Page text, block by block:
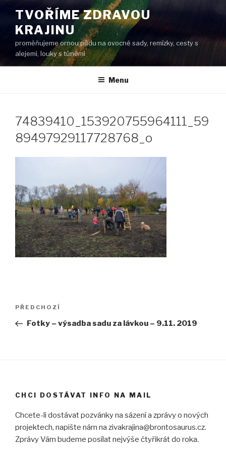
obsahu
webu
TVOŘÍME ZDRAVOU
KRAJINU
proměňujeme ornou půdu na ovocné sady, remízky, cesty s
alejemi, louky s tůněmi
Menu
74839410_153920755964111_59
89497929117728768_o
Navigace
příspěvek
Předchozí
příspěvek
PŘEDCHOZÍ
Fotky – výsadba sadu za lávkou – 9.11. 2019
CHCI DOSTÁVAT INFO NA MAIL
Chcete-li dostávat pozvánky na sázení a zprávy o nových
projektech, napište nám na zivakrajina@brontosaurus.cz.
Zprávy Vám budeme posílat nejvýše čtyřikrát do roka.